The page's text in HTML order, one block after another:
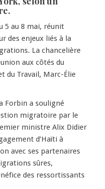
5 au 8 mai, réunit
des enjeux liés à la
La chancelière
aux côtés du
du Travail, Marc-Élie
Forbin a souligné
migratoire par le
ministre Alix Didier
d’Haïti à
avec ses partenaires
sûres,
des ressortissants